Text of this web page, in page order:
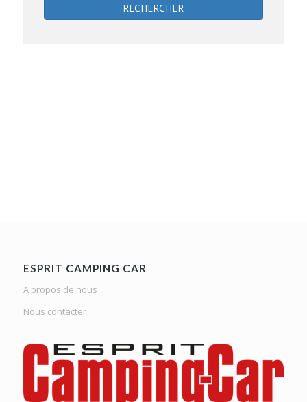
RECHERCHER
ESPRIT CAMPING CAR
A propos de nous
Nous contacter